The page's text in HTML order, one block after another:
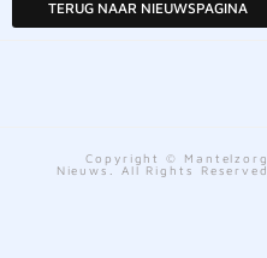
TERUG NAAR NIEUWSPAGINA
Copyright © Mantelzorg
Nieuws. All Rights Reserved